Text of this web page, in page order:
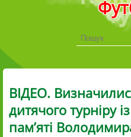
ВІДЕО.
дитячого турніру
пам’яті